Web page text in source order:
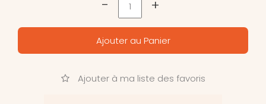
- +
Ajouter au Panier
Ajouter à ma liste des favoris